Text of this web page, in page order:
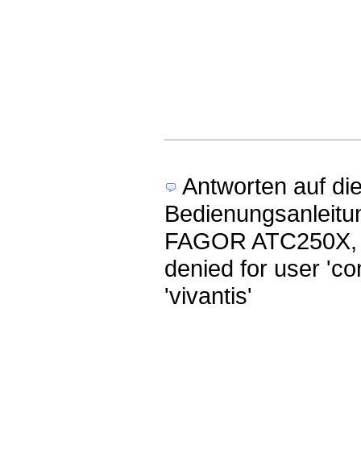
Antworten auf
FAGOR
denied for user
'vivantis'